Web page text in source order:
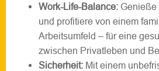
Work-Life-Balance: Genieße
und profitiere von einem
Arbeitsumfeld – für eine
zwischen Privatleben und
Sicherheit: Mit einem